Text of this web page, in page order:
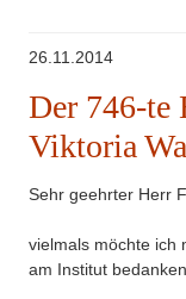
26.11.2014
Der 746-te
Viktoria
Sehr geehrter Herr
vielmals möchte ich
am Institut bedanken.